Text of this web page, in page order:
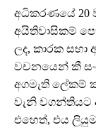
අධිකරණයේ 20
අයිතිවාසිකම්
ලද, කාරක සභා
වචනයෙන් කී
අගමැති ලේකම්
වැනි
එහෙත්, එය